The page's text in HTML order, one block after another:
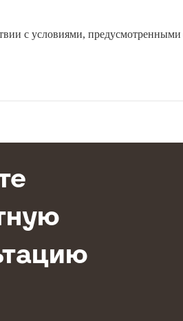
с условиями,